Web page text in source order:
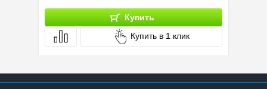
Купить
Купить в 1 клик